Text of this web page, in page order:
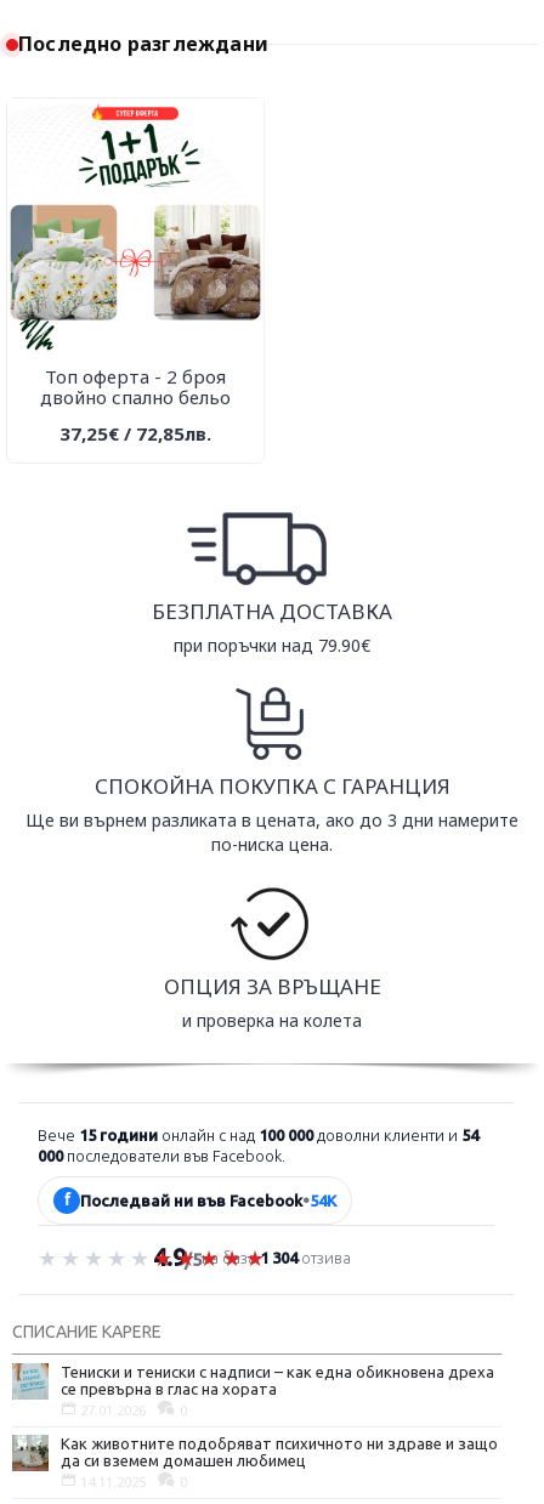
Последно разглеждани
Топ оферта - 2 броя
двойно спално бельо
37,25€ / 72,85лв.
БЕЗПЛАТНА ДОСТАВКА
при поръчки над 79.90€
СПОКОЙНА ПОКУПКА С ГАРАНЦИЯ
Ще ви върнем разликата в цената, ако до 3 дни намерите
по-ниска цена.
ОПЦИЯ ЗА ВРЪЩАНЕ
и проверка на колета
Вече 15 години онлайн с над 100 000доволни клиенти и 54
000последователи във Facebook.
f Последвай ни във Facebook•54K
Оценка 4.9 от 5
4.9/5на база1 304отзива
СПИСАНИЕ KAPERE
Тениски и тениски с надписи – как една обикновена дреха
се превърна в глас на хората
27.01.2026 0
Как животните подобряват психичното ни здраве и защо
да си вземем домашен любимец
14.11.2025 0